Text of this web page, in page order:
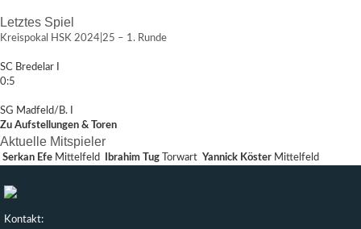
Letztes Spiel
Kreispokal HSK 2024|25 – 1. Runde
SC Bredelar I
0:5
SG Madfeld/B. I
Zu Aufstellungen & Toren
Aktuelle Mitspieler
Serkan Efe Mittelfeld Ibrahim Tug Torwart Yannick Köster Mittelfeld
Kontakt: